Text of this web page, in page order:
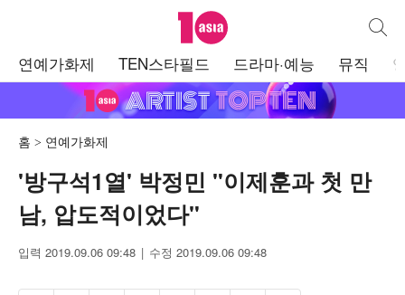
텐아시아 통합
연예가화제 TEN스타필드 드라마·예능 뮤직
홈 연예가화제
'방구석1열' 박정민 "이제훈과 첫 만
남, 압도적이었다"
입력 2019.09.06 09:48 수정 2019.09.06 09:48